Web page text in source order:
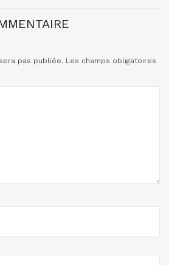
pas publiée. Les champs obligatoires